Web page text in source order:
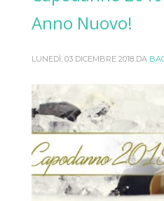
Anno Nuovo!
LUNEDÌ, 03 DICEMBRE 2018 DA